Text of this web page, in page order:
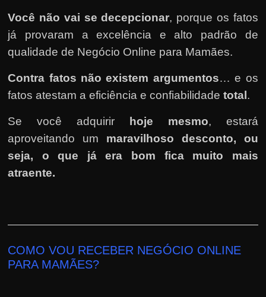
Você não vai se decepcionar, porque os fatos
já provaram a excelência e alto padrão de
qualidade de Negócio Online para Mamães.
Contra fatos não existem argumentos… e os
fatos atestam a eficiência e confiabilidadetotal .
Se você adquirir hoje mesmo, estará
aproveitando um maravilhoso desconto, ou
seja, o que já era bom fica muito mais
atraente.
COMO VOU RECEBER NEGÓCIO ONLINE
PARA MAMÃES?